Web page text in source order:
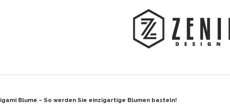
Blume – So werden Sie einzigartige Blumen basteln!